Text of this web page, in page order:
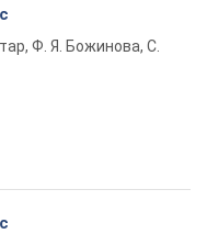
Ф. Я. Божинова, С.